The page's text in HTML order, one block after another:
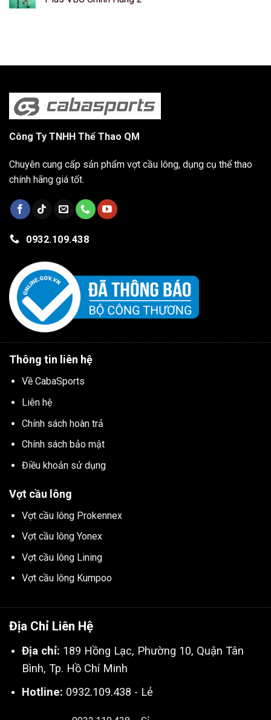
Công Ty TNHH Thể Thao QM
Chuyên cung cấp sản phẩm vợt cầu lông, dụng cụ thể thao
chính hãng giá tốt.
0932.109.438
Thông tin liên hệ
Về CabaSports
Liên hệ
Chính sách hoàn trả
Chính sách bảo mật
Điều khoản sử dụng
Vợt cầu lông
Vợt cầu lông Prokennex
Vợt cầu lông Yonex
Vợt cầu lông Lining
Vợt cầu lông Kumpoo
Địa Chỉ Liên Hệ
Địa chỉ: 189 Hồng Lạc, Phường 10, Quận Tân
Bình, Tp. Hồ Chí Minh
Hotline: 0932.109.438 - Lẻ